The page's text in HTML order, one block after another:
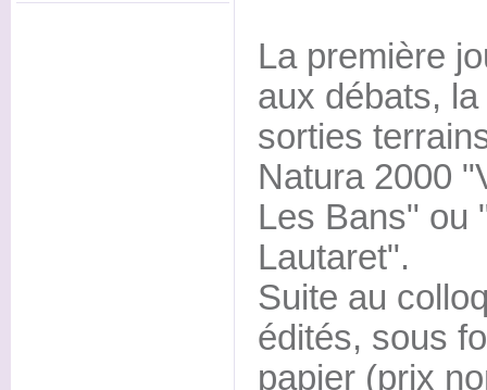
La première
aux débats,
sorties
Natura 2000
Les Bans" ou
Lautaret".
Suite au
édités, sous
papier (prix